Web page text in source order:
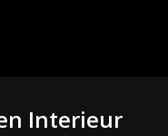
Interieur